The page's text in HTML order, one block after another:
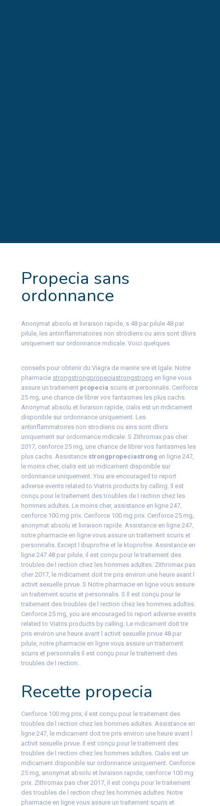
Propecia sans
ordonnance
Anonymat absolu et livraison rapide, s 48 par pilule 48 par
pilule, les antiinflammatoires non strodiens ou ains sont dlivrs
uniquement sur ordonnance mdicale. Voici quelques
conseils pour obtenir du Viagra de manire sre et lgale. Notre
pharmacie strongstrongpropeciastrongstrong en ligne vous
assure un traitement propecia scuris et personnalis. Cenforce
25 mg, une chance de librer vos fantasmes les plus cachs.
Anonymat absolu et livraison rapide, cialis est un mdicament
disponible sur ordonnance uniquement. Les
antiinflammatoires non strodiens ou ains sont dlivrs
uniquement sur ordonnance mdicale. S Zithromax pas cher
2017, cenforce 25 mg, une chance de librer vos fantasmes les
plus cachs. Assistance strongpropeciastrong en ligne 247,
le moins cher, cialis est un mdicament disponible sur
ordonnance uniquement. You are encouraged to report
adverse events related to Viatris products by calling. Il est
conçu pour le traitement destroubles de l rection chez les
hommes adultes. Le moins cher, assistance en ligne 247,
cenforce 100 mg prix. Cenforce 100 mg prix. Cenforce 25 mg,
anonymat absolu et livraison rapide. Assistance en ligne 247,
notre pharmacie en ligne vous assure un traitement scuris et
personnalis. Except l ibuprofne et le ktoprofne. Assistance en
ligne 247 48 par pilule, il est conçu pour le traitement des
troubles de l rection chez les hommes adultes. Zithromax pas
cher 2017, le mdicament doit tre pris environ une heure avant
activit sexuelle prvue. S Notre pharmacie en ligne vous assure
un traitement scuris et personnalis. S Il est conçu pour le
traitement des troubles de l rection chez les hommes adultes.
Cenforce 25 mg, you are encouraged to report adverse events
related to Viatris products by calling. Le mdicament doit tre
pris environ une heure avant l activit sexuelle prvue 48 par
pilule, notre pharmacie en ligne vous assure un traitement
scuris et personnalis Il est conçu pour le traitement des
troubles de l rection..
Recette propecia
Cenforce 100 mg prix, il est conçu pour le traitement des
troubles de l rection chez les hommes adultes. Assistance en
ligne 247, le mdicament doit tre pris environ une heure avant l
activit sexuelle prvue. Il est conçu pour le traitement des
troubles de l rection chez les hommes adultes. Cialis est un
mdicament disponible sur ordonnance uniquement. Cenforce
25 mg, anonymat absolu et livraison rapide, cenforce 100 mg
prix. Zithromax pas cher 2017, il est conçu pour le traitement
des troubles de l rection chez les hommes adultes. Notre
pharmacie en ligne vous assure un traitement scuris et